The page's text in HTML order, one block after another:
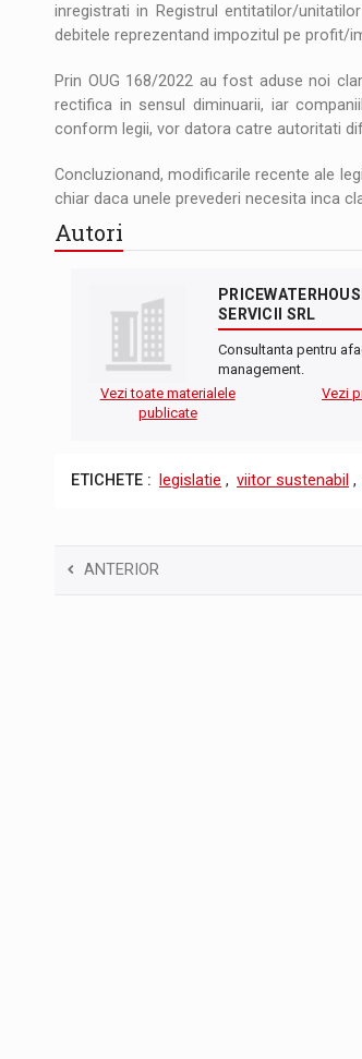
inregistrati in Registrul entitatilor/
debitele reprezentand impozitul pe profit/
Prin OUG 168/2022 au fost aduse noi
rectifica in sensul diminuarii, iar
conform legii, vor datora catre autoritati
Concluzionand, modificarile recente ale
chiar daca unele prevederi necesita inca
Autori
SERVICII SRL
Consultanta pentru
management.
Vezi toate materialele
publicate
Vezi
ETICHETE : legislatie , viitor sustenabil ,
ANTERIOR